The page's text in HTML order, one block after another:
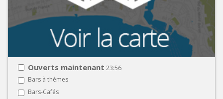
Ouverts maintenant 23:56
Bars à thèmes
Bars-Cafés